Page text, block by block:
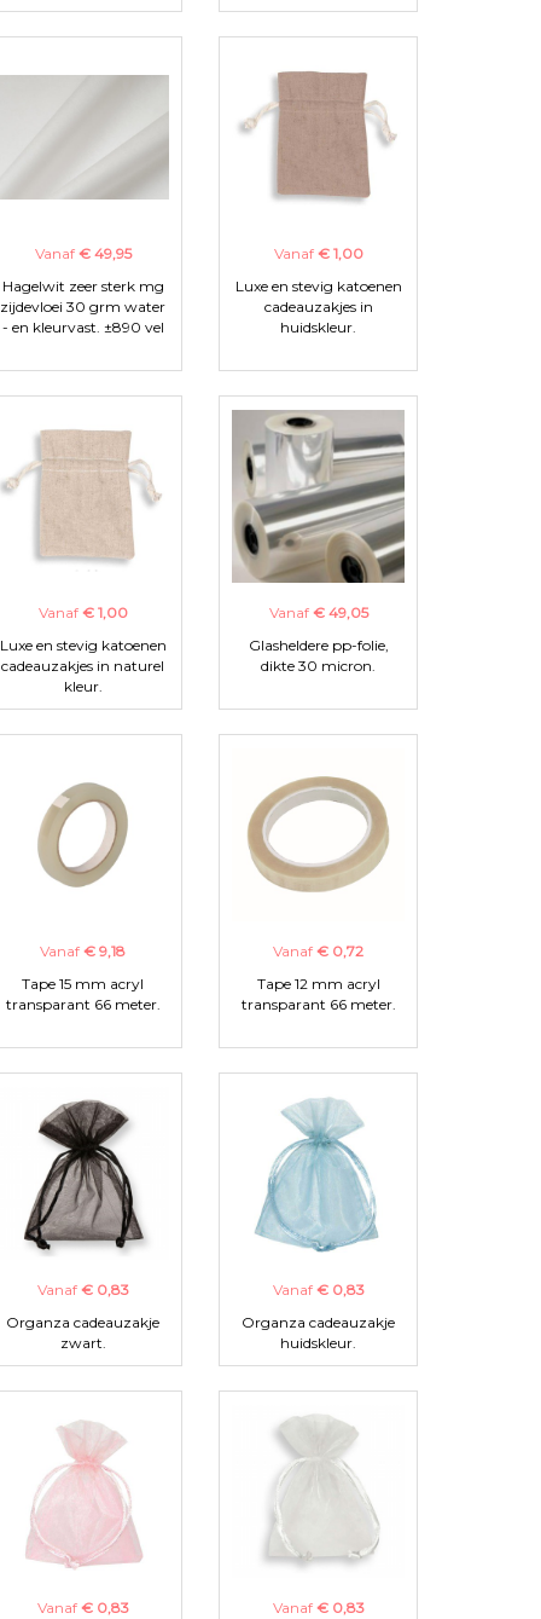
Vanaf € 49,95
Hagelwit zeer sterk mg
zijdevloei 30 grm water
- en kleurvast. ±890 vel
Vanaf € 1,00
Luxe en stevig katoenen
cadeauzakjes in
huidskleur.
Vanaf € 1,00
Luxe en stevig katoenen
cadeauzakjes in naturel
kleur.
Vanaf € 49,05
Glasheldere pp-folie,
dikte 30 micron.
Vanaf € 9,18
Tape 15 mm acryl
transparant 66 meter.
Vanaf € 0,72
Tape 12 mm acryl
transparant 66 meter.
Vanaf € 0,83
Organza cadeauzakje
zwart.
Vanaf € 0,83
Organza cadeauzakje
huidskleur.
Vanaf € 0,83
Vanaf € 0,83